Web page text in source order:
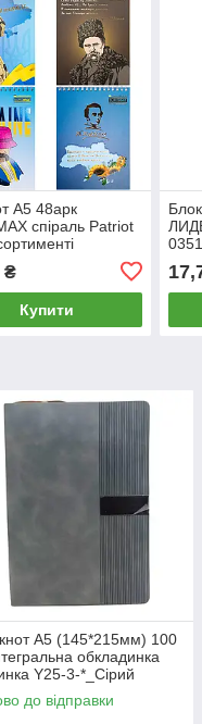
А5 48арк
спіраль Patriot
₴
Купити
А5 (145*215мм) 100
обкладинка
Y25-3-*_Сірий
до відправки